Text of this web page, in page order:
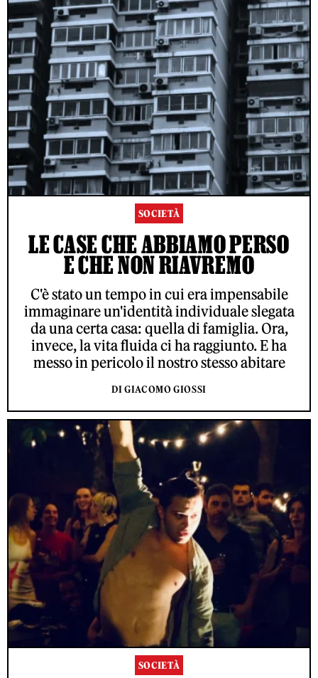
SOCIETÀ
LE CASE CHE ABBIAMO PERSO
E CHE NON RIAVREMO
C'è stato un tempo in cui era impensabile
immaginare un'identità individuale slegata
da una certa casa: quella di famiglia. Ora,
invece, la vita fluida ci ha raggiunto. E ha
messo in pericolo il nostro stesso abitare
DI GIACOMO GIOSSI
SOCIETÀ